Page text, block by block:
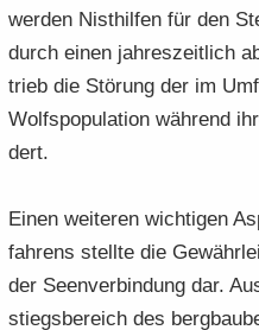
wer­den Nist­hilfen für den
durch einen jah­res­zeit­lich
trieb die Stö­rung der im
Wolf­s­po­pu­la­ti­on wäh­rend
dert.
Einen wei­te­ren wich­ti­gen
fah­rens stell­te die
der Seen­ver­bin­dung dar.
stiegsbereich des